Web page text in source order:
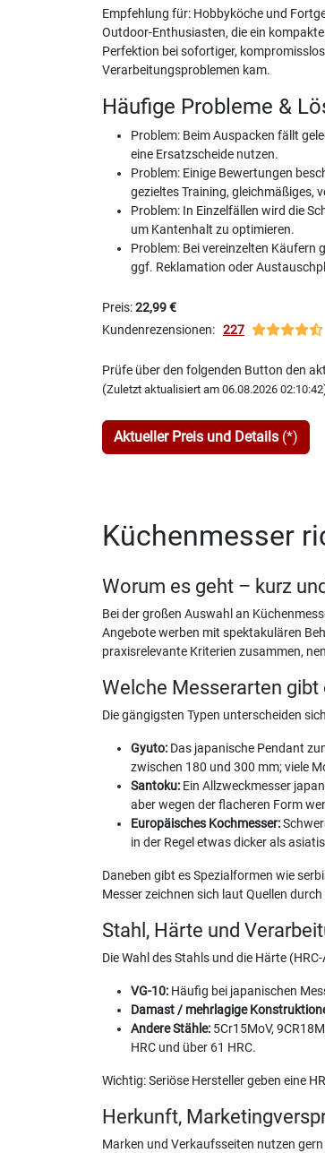
Empfehlung für: Hobbyköche und
Outdoor-Enthusiasten, die ein
Perfektion bei sofortiger,
Verarbeitungsproblemen kam.
Häufige Probleme &
Problem: Beim Auspacken fällt
eine Ersatzscheide nutzen.
Problem: Einige Bewertungen
gezieltes Training, gleichmäßiges,
Problem: In Einzelfällen wird die
um Kantenhalt zu optimieren.
Problem: Bei vereinzelten Käufern
ggf. Reklamation oder
Preis:22,99 €
Kundenrezensionen: 227
Prüfe über den folgenden Button den
(Zuletzt aktualisiert am 06.08.2026 02:10:42
Aktueller Preis und Details (*)
Küchenmesser
Worum es geht – kurz
Bei der großen Auswahl an
Angebote werben mit spektakulären
praxisrelevante Kriterien zusammen,
Welche Messerarten
Die gängigsten Typen unterscheiden
Gyuto: Das japanische Pendant
zwischen 180 und 300 mm; viele
Santoku: Ein Allzweckmesser
aber wegen der flacheren Form
Europäisches Kochmesser:
in der Regel etwas dicker als
Daneben gibt es Spezialformen wie
Messer zeichnen sich laut Quellen
Stahl, Härte und
Die Wahl des Stahls und die Härte
VG-10: Häufig bei japanischen
Damast / mehrlagige
Andere Stähle: 5Cr15MoV,
HRC und über 61 HRC.
Wichtig: Seriöse Hersteller geben eine
Herkunft,
Marken und Verkaufsseiten nutzen